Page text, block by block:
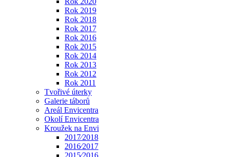
Rok 2019
Rok 2018
Rok 2017
Rok 2016
Rok 2015
Rok 2014
Rok 2013
Rok 2012
Rok 2011
Tvořivé úterky
Galerie táborů
Areál Envicentra
Okolí Envicentra
Kroužek na Envi
2017⁄2018
2016⁄2017
2015⁄2016